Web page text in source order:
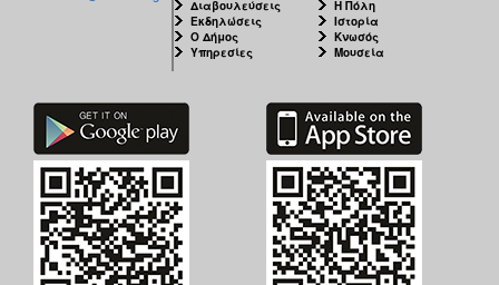
Διαβουλεύσεις
Εκδηλώσεις
Ο Δήμος
Υπηρεσίες
Η Πόλη
Ιστορία
Κνωσός
Μουσεία